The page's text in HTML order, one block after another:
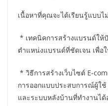
เนื้อหาที่คุณจะได้เรียนรู้แบบไ
* เทคนิคการสร้างแบรนด์ให้
ตำแหน่งแบรนด์ที่ชัดเจน เพื่อ
* วิธีการสร้างเว็บไซต์ E-
การออกแบบประสบการณ์ผู้ใช้
และระบบหลังบ้านที่ทำงานได้